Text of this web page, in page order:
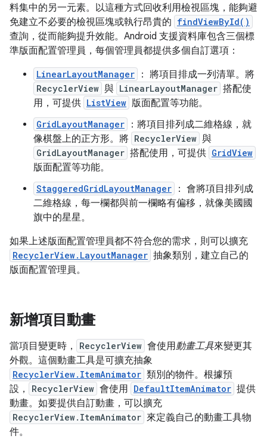
料集中的另一元素。以這種方式回收利用檢視區塊，能夠避
免建立不必要的檢視區塊或執行昂貴的 findViewById()
查詢，從而能夠提升效能。Android 支援資料庫包含三個標
準版面配置管理員，每個管理員都提供多個自訂選項：
LinearLayoutManager ： 將項目排成一列清單。將
RecyclerView 與 LinearLayoutManager 搭配使
用，可提供 ListView 版面配置等功能。
GridLayoutManager
：將項目排列成二維格線，就
像棋盤上的正方形。將 RecyclerView 與
GridLayoutManager 搭配使用，可提供 GridView
版面配置等功能。
StaggeredGridLayoutManager
： 會將項目排列成
二維格線，每一欄都與前一欄略有偏移，就像美國國
旗中的星星。
如果上述版面配置管理員都不符合您的需求，則可以擴充
RecyclerView.LayoutManager 抽象類別，建立自己的
版面配置管理員。
新增項目動畫
當項目變更時， RecyclerView 會使用動畫工具來變更其
外觀。這個動畫工具是可擴充抽象
RecyclerView.ItemAnimator 類別的物件。根據預
設，
RecyclerView 會使用 DefaultItemAnimator 提供
動畫。如要提供自訂動畫，可以擴充
RecyclerView.ItemAnimator 來定義自己的動畫工具物
件。